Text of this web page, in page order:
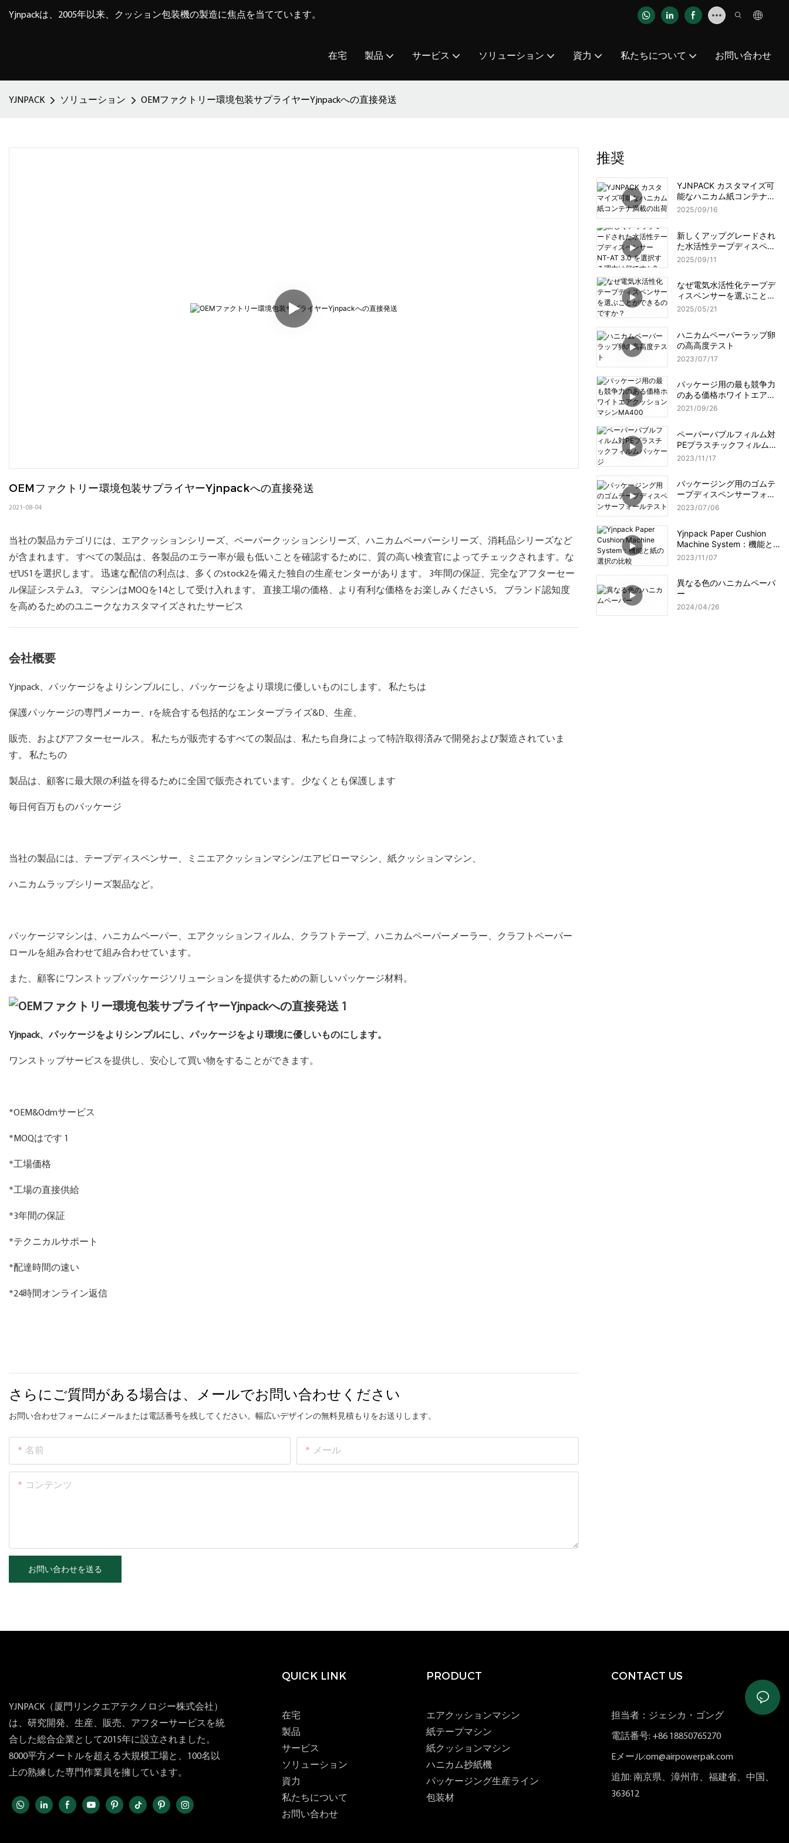
Yjnpackは、2005年以来、クッション包装機の製造に焦点を当てています。
在宅 製品 サービス ソリューション 資力 私たちについて お問い合わせ
YJNPACK ソリューション OEMファクトリー環境包装サプライヤーYjnpackへの直接発送
OEMファクトリー環境包装サプライヤーYjnpackへの直接発送
2021-08-04
当社の製品カテゴリには、エアクッションシリーズ、ペーパークッションシリーズ、ハニカムペーパーシリーズ、消耗品シリーズなど
が含まれます。 すべての製品は、各製品のエラー率が最も低いことを確認するために、質の高い検査官によってチェックされます。な
ぜUS1を選択します。 迅速な配信の利点は、多くのstock2を備えた独自の生産センターがあります。 3年間の保証、完全なアフターセー
ル保証システム3。 マシンはMOQを14として受け入れます。 直接工場の価格、より有利な価格をお楽しみください5。 ブランド認知度
を高めるためのユニークなカスタマイズされたサービス
会社概要
Yjnpack、パッケージをよりシンプルにし、パッケージをより環境に優しいものにします。 私たちは
保護パッケージの専門メーカー、rを統合する包括的なエンタープライズ&D、生産、
販売、およびアフターセールス。 私たちが販売するすべての製品は、私たち自身によって特許取得済みで開発および製造されていま
す。 私たちの
製品は、顧客に最大限の利益を得るために全国で販売されています。 少なくとも保護します
毎日何百万ものパッケージ
当社の製品には、テープディスペンサー、ミニエアクッションマシン/エアピローマシン、紙クッションマシン、
ハニカムラップシリーズ製品など。
パッケージマシンは、ハニカムペーパー、エアクッションフィルム、クラフトテープ、ハニカムペーパーメーラー、クラフトペーパー
ロールを組み合わせて組み合わせています。
また、顧客にワンストップパッケージソリューションを提供するための新しいパッケージ材料。
Yjnpack、パッケージをよりシンプルにし、パッケージをより環境に優しいものにします。
ワンストップサービスを提供し、安心して買い物をすることができます。
*OEM&Odmサービス
*MOQはです 1
*工場価格
*工場の直接供給
*3年間の保証
*テクニカルサポート
*配達時間の速い
*24時間オンライン返信
さらにご質問がある場合は、メールでお問い合わせください
お問い合わせフォームにメールまたは電話番号を残してください。幅広いデザインの無料見積もりをお送りします。
名前 メール
コンテンツ
お問い合わせを送る
推奨
YJNPACK カスタマイズ可
能なハニカム紙コンテナ満
載の出荷
2025 09 16
新しくアップグレードされ
た水活性テープディスペン
サー NT-AT 3.0 を選択する
2025 09 11
なぜ電気水活性化テープデ
ィスペンサーを選ぶことが
できるのですか？
2025 05 21
ハニカムペーパーラップ卵
の高高度テスト
2023 07 17
パッケージ用の最も競争力
のある価格ホワイトエアク
ッションマシンMA400
2021 09 26
ペーパーバブルフィルム対
PEプラスチックフィルムパ
ッケージ
2023 11 17
パッケージング用のゴムテ
ープディスペンサーフォー
ルテスト
2023 07 06
Yjnpack Paper Cushion
Machine System：機能と
紙の選択の比較
2023 11 07
異なる色のハニカムペーパ
ー
2024 04 26
YJNPACK（厦門リンクエアテクノロジー株式会社）
は、研究開発、生産、販売、アフターサービスを統
合した総合企業として2015年に設立されました。
8000平方メートルを超える大規模工場と、100名以
上の熟練した専門作業員を擁しています。
QUICK LINK
在宅
製品
サービス
ソリューション
資力
私たちについて
お問い合わせ
PRODUCT
エアクッションマシン
紙テープマシン
紙クッションマシン
ハニカム抄紙機
パッケージング生産ライン
包装材
CONTACT US
担当者：ジェシカ・ゴング
電話番号: +86 18850765270
Eメール:om@airpowerpak.com
追加: 南京県、漳州市、福建省、中国、
363612